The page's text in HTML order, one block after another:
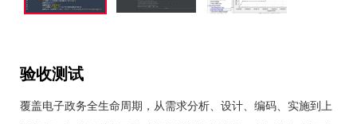
验收测试
覆盖电子政务全生命周期，从需求分析、设计、编码、实施到上